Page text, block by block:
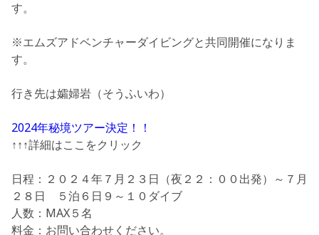
す。
※エムズアドベンチャーダイビングと共同開催になりま
す。
行き先は孀婦岩（そうふいわ）
2024年秘境ツアー決定！！
↑↑↑詳細はここをクリック
日程： ２０２４年７月２３日（夜２２：００出発）～７月
２８日 ５泊６日９～１０ダイブ
人数：MAX５名
料金：お問い合わせください。